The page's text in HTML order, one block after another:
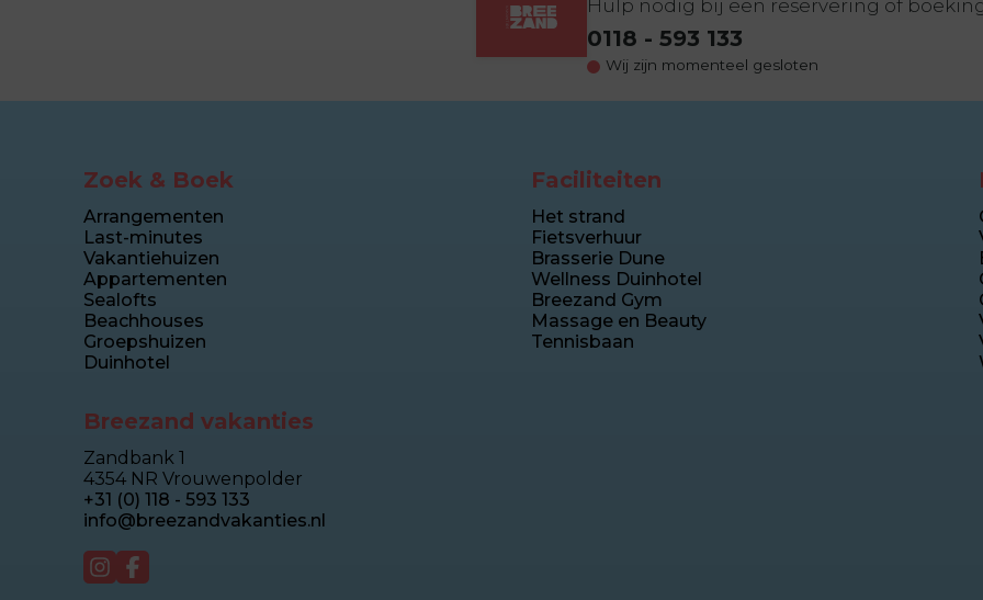
Hulp nodig bij een reservering of
0118 - 593 133
Wij zijn momenteel gesloten
Zoek & Boek
Arrangementen
Last-minutes
Vakantiehuizen
Appartementen
Sealofts
Beachhouses
Groepshuizen
Duinhotel
Faciliteiten
Het strand
Fietsverhuur
Brasserie Dune
Wellness Duinhotel
Breezand Gym
Massage en Beauty
Tennisbaan
Breezand vakanties
Zandbank 1
4354 NR Vrouwenpolder
+31 (0) 118 - 593 133
info@breezandvakanties.nl